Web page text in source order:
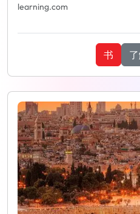
learning.com
书